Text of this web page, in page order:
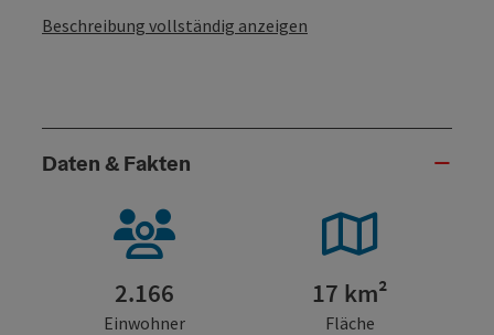
Beschreibung vollständig anzeigen
Daten & Fakten
2.166
Einwohner
17 km²
Fläche